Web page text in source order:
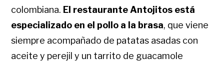
colombiana. El restaurante Antojitos está
especializado en el pollo a la brasa, que viene
siempre acompañado de patatas asadas con
aceite y perejil y un tarrito de guacamole